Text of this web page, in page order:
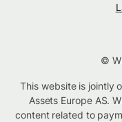
©
This website is jointly
Assets Europe AS.
content related to